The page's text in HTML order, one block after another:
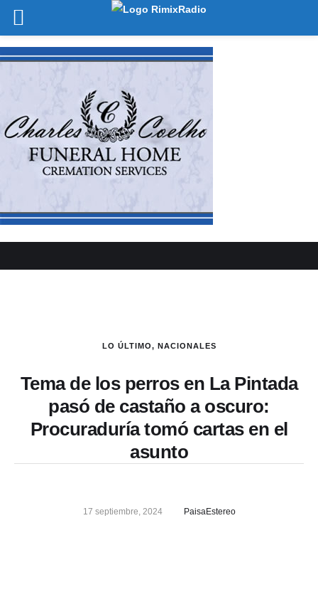
LO ÚLTIMO, NACIONALES
Tema de los perros en La Pintada
pasó de castaño a oscuro:
Procuraduría tomó cartas en el
asunto
17 septiembre, 2024 PaisaEstereo